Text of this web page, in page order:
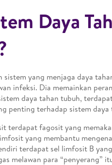
Daya
yang menjaga daya
infeksi. Dia memainkan
daya tahan tubuh,
penting terhadap sistem daya
terdapat fagosit yang
yang membantu
terdapat sel limfosit B
melawan para “penyerang”